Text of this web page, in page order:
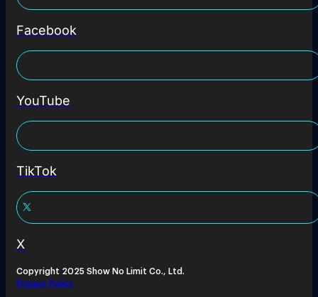
Facebook
YouTube
TikTok
X
Copyright 2025 Show No Limit Co., Ltd.
Privacy Policy